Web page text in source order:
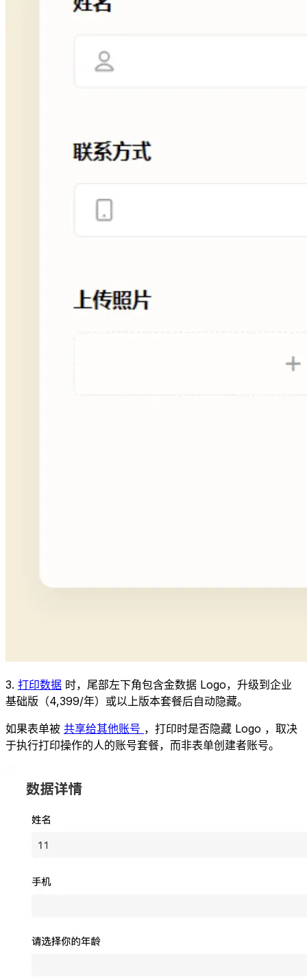
3. 打印数据 时，尾部左下角包含金数据 Logo，升级到企业
基础版（4,399/年）或以上版本套餐后自动隐藏。
如果表单被 共享给其他账号 ，打印时是否隐藏 Logo ，取决
于执行打印操作的人的账号套餐，而非表单创建者账号。